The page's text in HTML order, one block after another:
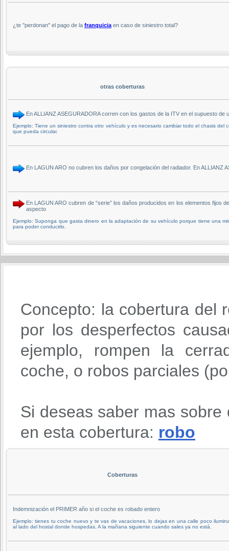
¿te ''perdonan'' el pago de la franquicia en caso de siniestro total?
otras coberturas
En ALLIANZ ASEGURADORA corren con los gastos de la ITV en el supuesto
Ejemplo: Tiene un siniestro contra otro vehículo y es necesario cambiar todo el chasis
que pueda circular.
En LAGUN ARO no cubren los daños por congelación del radiador. En ALLIANZ
En LAGUN ARO cubren de “serie” los daños producidos en los elementos fijos
aspecto
Ejemplo: Suponga que gasta dinero en la adaptación de su vehículo porque tiene una
para poder conducirlo.
Concepto: la cobertura del
por los desperfectos
ejemplo, rompen la
coche, o robos parciales
Si deseas saber mas
en esta cobertura: robo
Coberturas
Indemnización el PRIMER año si el coche es robado entero
Ejemplo: tienes tu coche nuevo y te vas de vacaciones, lo dejas en una calle poco
al lado del hostal donde hospedas. A la mañana siguiente cuando sales ya no está.